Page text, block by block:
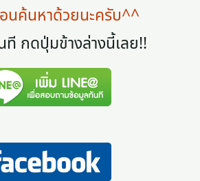
นค้นหาด้วยนะครับ^^
ที กดปุ่มข้างล่างนี้เลย!!